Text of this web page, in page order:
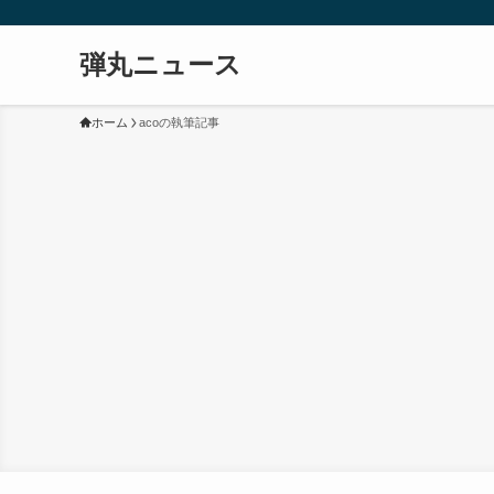
弾丸ニュース
ホーム acoの執筆記事